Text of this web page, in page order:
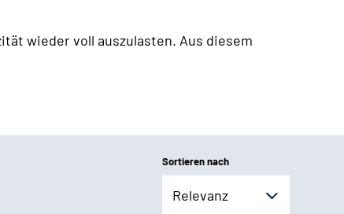
wieder voll auszulasten. Aus diesem
Sortieren nach
Relevanz